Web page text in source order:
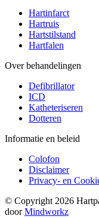
Hartinfarct
Hartruis
Hartstilstand
Hartfalen
Over behandelingen
Defibrillator
ICD
Katheteriseren
Dotteren
Informatie en beleid
Colofon
Disclaimer
Privacy- en
© Copyright 2026
doorMindworkz